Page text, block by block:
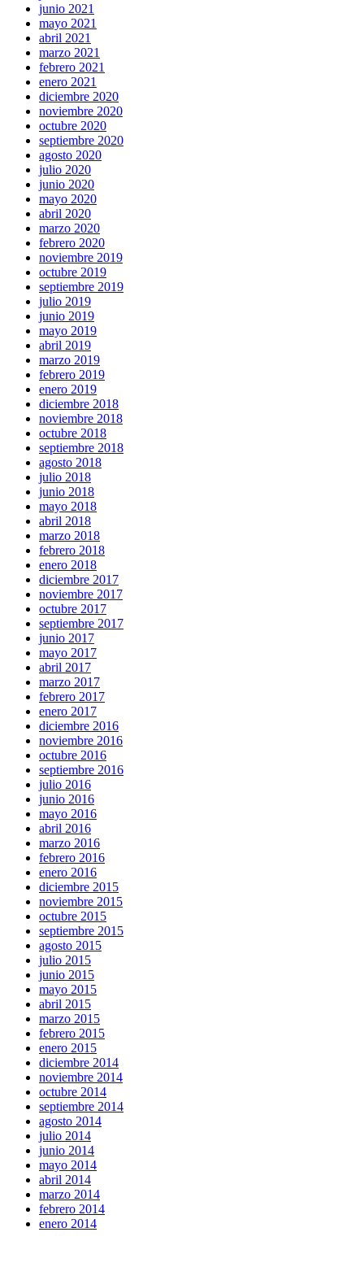
junio 2021
mayo 2021
abril 2021
marzo 2021
febrero 2021
enero 2021
diciembre 2020
noviembre 2020
octubre 2020
septiembre 2020
agosto 2020
julio 2020
junio 2020
mayo 2020
abril 2020
marzo 2020
febrero 2020
noviembre 2019
octubre 2019
septiembre 2019
julio 2019
junio 2019
mayo 2019
abril 2019
marzo 2019
febrero 2019
enero 2019
diciembre 2018
noviembre 2018
octubre 2018
septiembre 2018
agosto 2018
julio 2018
junio 2018
mayo 2018
abril 2018
marzo 2018
febrero 2018
enero 2018
diciembre 2017
noviembre 2017
octubre 2017
septiembre 2017
junio 2017
mayo 2017
abril 2017
marzo 2017
febrero 2017
enero 2017
diciembre 2016
noviembre 2016
octubre 2016
septiembre 2016
julio 2016
junio 2016
mayo 2016
abril 2016
marzo 2016
febrero 2016
enero 2016
diciembre 2015
noviembre 2015
octubre 2015
septiembre 2015
agosto 2015
julio 2015
junio 2015
mayo 2015
abril 2015
marzo 2015
febrero 2015
enero 2015
diciembre 2014
noviembre 2014
octubre 2014
septiembre 2014
agosto 2014
julio 2014
junio 2014
mayo 2014
abril 2014
marzo 2014
febrero 2014
enero 2014